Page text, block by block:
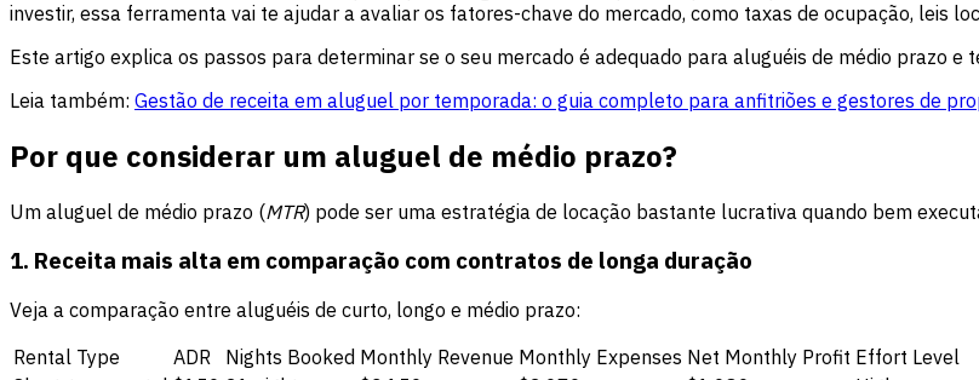
investir, essa ferramenta vai te ajudar a avaliar os fatores-chave do mercado, como taxas de ocupação, leis
Este artigo explica os passos para determinar se o seu mercado é adequado para aluguéis de médio prazo
Leia também: Gestão de receita em aluguel por temporada: o guia completo para anfitriões e gestores de
Por que considerar um aluguel de médio prazo?
Um aluguel de médio prazo (MTR) pode ser uma estratégia de locação bastante lucrativa quando bem
1. Receita mais alta em comparação com contratos de longa duração
Veja a comparação entre aluguéis de curto, longo e médio prazo:
Rental Type
ADR Nights Booked Monthly Revenue Monthly Expenses Net Monthly Profit Effort Level